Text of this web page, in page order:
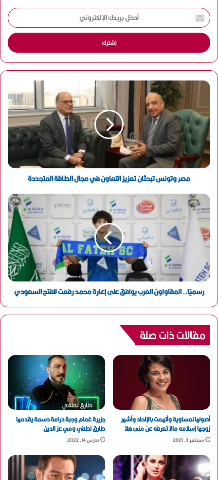
أ
د
خ
ل
ر
ي
د
ل
إ
ل
ت
ر
ي
مصر وتونس تبحثان تعزيز التعاون في مجال الطاقة المتجددة
رسميًا.. المقاولون العرب يوافق على إعارة محمد رفعت للفتح السعودي
مقالات ذات صلة
أصولها نمساوية وأتهمت بالإلحاد وأشهر
زوجها إسلامه مالا تعرفه عن منى هلا
سبتمبر 3, 2021
جزيرة غمام وجبة درامة دسمة يقدمها
طارق لطفي ومي عز الدين
مارس 14, 2022